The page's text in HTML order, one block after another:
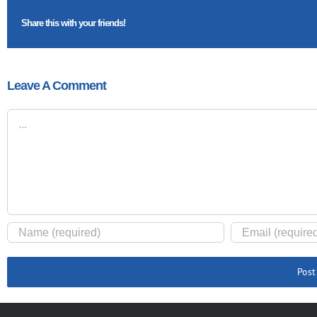
Share this with your friends!
Leave A Comment
Comment